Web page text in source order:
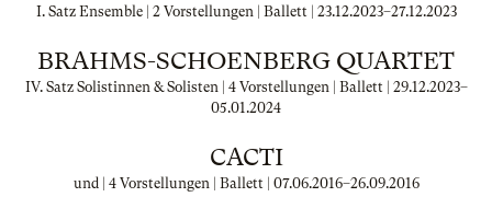
I. Satz Ensemble | 2 Vorstellungen | Ballett | 23.12.2023–27.12.2023
BRAHMS-SCHOENBERG QUARTET
IV. Satz Solistinnen & Solisten | 4 Vorstellungen | Ballett | 29.12.2023–
05.01.2024
CACTI
und | 4 Vorstellungen | Ballett | 07.06.2016–26.09.2016